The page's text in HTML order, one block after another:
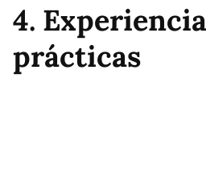
4.
prácticas